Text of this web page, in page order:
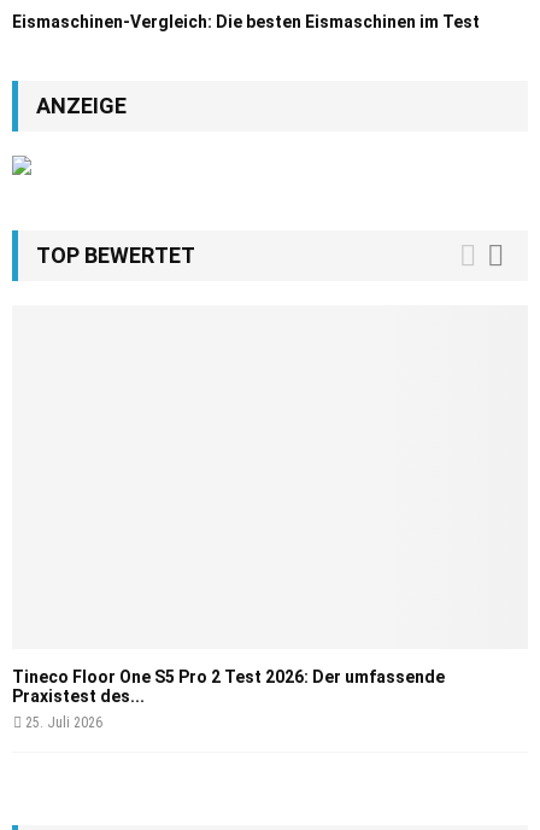
Eismaschinen-Vergleich: Die besten Eismaschinen im Test
ANZEIGE
TOP BEWERTET
Tineco Floor One S5 Pro 2 Test 2026: Der umfassende
Praxistest des...
25. Juli 2026